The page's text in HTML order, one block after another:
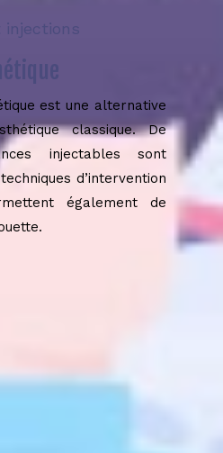
est une alternative
classique. De
injectables sont
d’intervention
également de